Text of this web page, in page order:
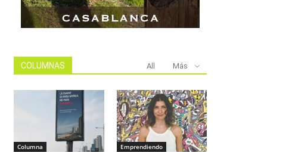
COLUMNAS All Más
Columna Emprendiendo